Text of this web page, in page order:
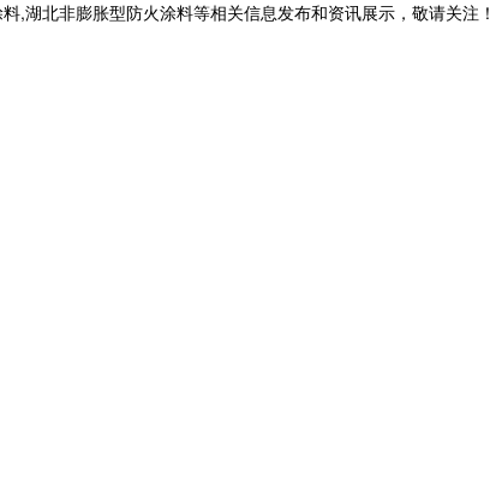
,湖北非膨胀型防火涂料等相关信息发布和资讯展示，敬请关注！